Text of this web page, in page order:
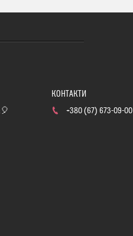
+380 (67) 673-09-00